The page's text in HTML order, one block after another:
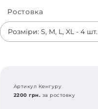
Ростовка
Розміри: S, M, L, XL - 4 шт.
Артикул Кенгуру
2200 грн. за ростовку